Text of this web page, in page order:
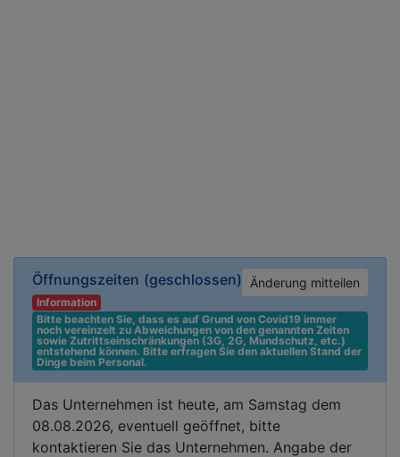
Öffnungszeiten (geschlossen) Änderung mitteilen
Information
Bitte beachten Sie, dass es auf Grund von Covid19 immer
noch vereinzelt zu Abweichungen von den genannten Zeiten
sowie Zutrittseinschränkungen (3G, 2G, Mundschutz, etc.)
entstehend können. Bitte erfragen Sie den aktuellen Stand der
Dinge beim Personal.
Das Unternehmen ist heute, am Samstag dem
08.08.2026, eventuell geöffnet, bitte
kontaktieren Sie das Unternehmen. Angabe der